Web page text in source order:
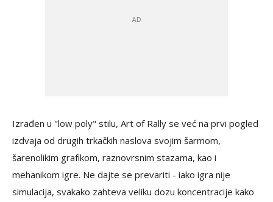
Izrađen u "low poly" stilu, Art of Rally se već na prvi pogled
izdvaja od drugih trkačkih naslova svojim šarmom,
šarenolikim grafikom, raznovrsnim stazama, kao i
mehanikom igre. Ne dajte se prevariti - iako igra nije
simulacija, svakako zahteva veliku dozu koncentracije kako